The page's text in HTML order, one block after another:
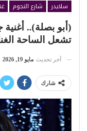
سلايدر شارع النجوم
(أبو بصلة)..
تشعل الساحة
آخر تحديث مايو 19, 2026
شارك